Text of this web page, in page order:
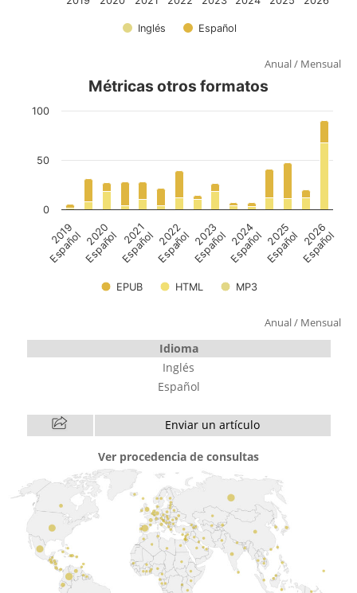
Anual/ Mensual
Anual/ Mensual
Idioma
Inglés
Español
Enviar un artículo
Ver procedencia de consultas